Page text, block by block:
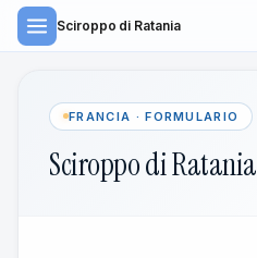
Sciroppo di Ratania
FRANCIA · FORMULARIO
Sciroppo di Ratania